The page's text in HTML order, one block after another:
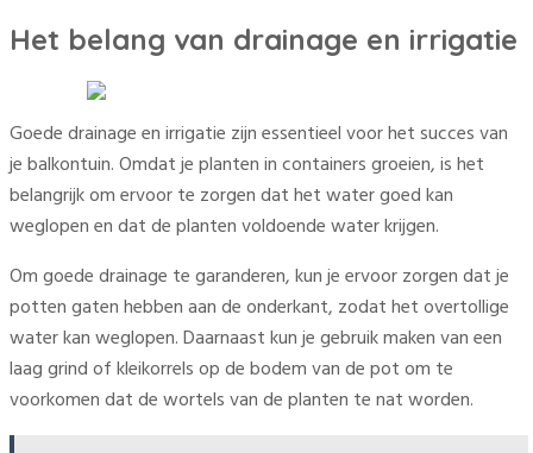
Het belang van drainage en irrigatie
Goede drainage en irrigatie zijn essentieel voor het succes van
je balkontuin. Omdat je planten in containers groeien, is het
belangrijk om ervoor te zorgen dat het water goed kan
weglopen en dat de planten voldoende water krijgen.
Om goede drainage te garanderen, kun je ervoor zorgen dat je
potten gaten hebben aan de onderkant, zodat het overtollige
water kan weglopen. Daarnaast kun je gebruik maken van een
laag grind of kleikorrels op de bodem van de pot om te
voorkomen dat de wortels van de planten te nat worden.